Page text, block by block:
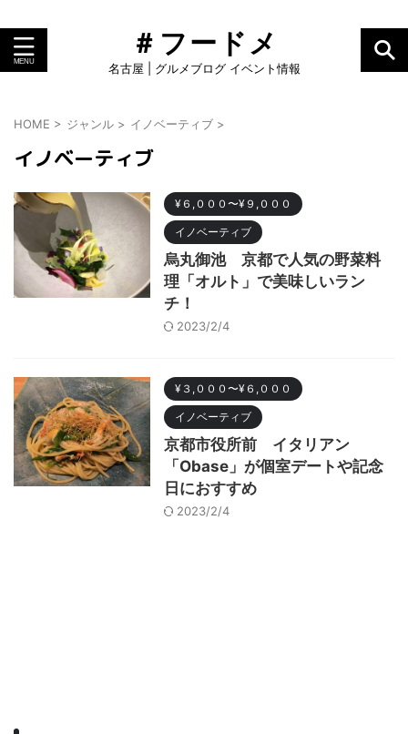
＃フードメ
名古屋 | グルメブログ イベント情報
HOME > ジャンル > イノベーティブ >
イノベーティブ
¥６,０００〜¥９,０００
イノベーティブ
烏丸御池 京都で人気の野菜料
理「オルト」で美味しいラン
チ！
2023/2/4
¥３,０００〜¥６,０００
イノベーティブ
京都市役所前 イタリアン
「Obase」が個室デートや記念
日におすすめ
2023/2/4